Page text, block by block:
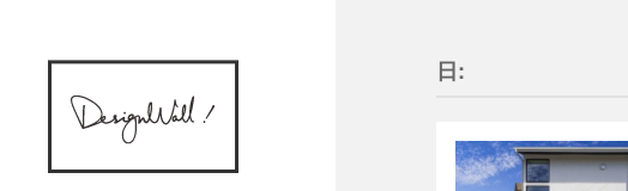
日: